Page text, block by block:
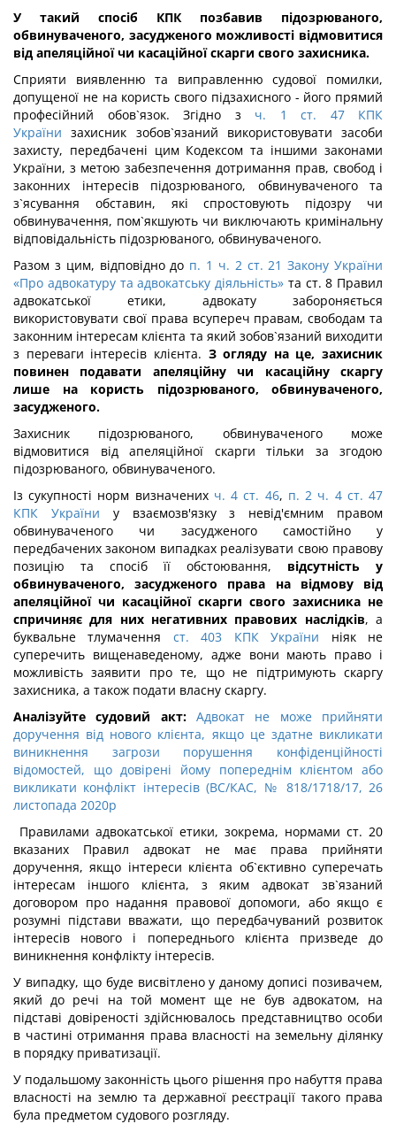
У такий спосіб КПК позбавив підозрюваного,
обвинуваченого, засудженого можливості відмовитися
від апеляційної чи касаційної скарги свого захисника.
Сприяти виявленню та виправленню судової помилки,
допущеної не на користь свого підзахисного - його прямий
професійний обов`язок. Згідно з ч. 1 ст. 47 КПК
України захисник зобов`язаний використовувати засоби
захисту, передбачені цим Кодексом та іншими законами
України, з метою забезпечення дотримання прав, свобод і
законних інтересів підозрюваного, обвинуваченого та
з`ясування обставин, які спростовують підозру чи
обвинувачення, пом`якшують чи виключають кримінальну
відповідальність підозрюваного, обвинуваченого.
Разом з цим, відповідно до п. 1 ч. 2 ст. 21 Закону України
«Про адвокатуру та адвокатську діяльність» та ст. 8 Правил
адвокатської етики, адвокату забороняється
використовувати свої права всупереч правам, свободам та
законним інтересам клієнта та який зобов`язаний виходити
з переваги інтересів клієнта. З огляду на це, захисник
повинен подавати апеляційну чи касаційну скаргу
лише на користь підозрюваного, обвинуваченого,
засудженого.
Захисник підозрюваного, обвинуваченого може
відмовитися від апеляційної скарги тільки за згодою
підозрюваного, обвинуваченого.
Із сукупності норм визначених ч. 4 ст. 46, п. 2 ч. 4 ст. 47
КПК України у взаємозв'язку з невід'ємним правом
обвинуваченого чи засудженого самостійно у
передбачених законом випадках реалізувати свою правову
позицію та спосіб її обстоювання, відсутність у
обвинуваченого, засудженого права на відмову від
апеляційної чи касаційної скарги свого захисника не
спричиняє для них негативних правових наслідків, а
буквальне тлумачення ст. 403 КПК України ніяк не
суперечить вищенаведеному, адже вони мають право і
можливість заявити про те, що не підтримують скаргу
захисника, а також подати власну скаргу.
Аналізуйте судовий акт: Адвокат не може прийняти
доручення від нового клієнта, якщо це здатне викликати
виникнення загрози порушення конфіденційності
відомостей, що довірені йому попереднім клієнтом або
викликати конфлікт інтересів (ВС/КАС, № 818/1718/17, 26
листопада 2020р
Правилами адвокатської етики, зокрема, нормами ст. 20
вказаних Правил адвокат не має права прийняти
доручення, якщо інтереси клієнта об`єктивно суперечать
інтересам іншого клієнта, з яким адвокат зв`язаний
договором про надання правової допомоги, або якщо є
розумні підстави вважати, що передбачуваний розвиток
інтересів нового і попереднього клієнта призведе до
виникнення конфлікту інтересів.
У випадку, що буде висвітлено у даному дописі позивачем,
який до речі на той момент ще не був адвокатом, на
підставі довіреності здійснювалось представництво особи
в частині отримання права власності на земельну ділянку
в порядку приватизації.
У подальшому законність цього рішення про набуття права
власності на землю та державної реєстрації такого права
була предметом судового розгляду.